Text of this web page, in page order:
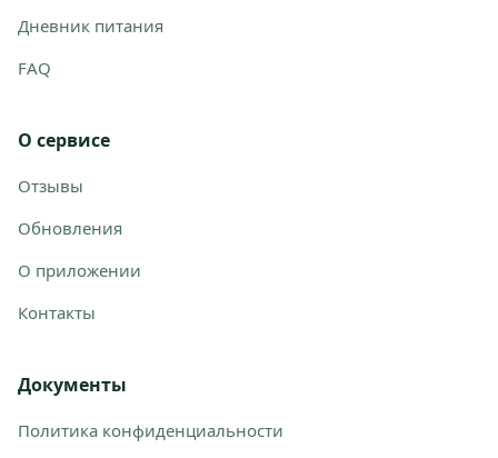
Дневник питания
FAQ
О сервисе
Отзывы
Обновления
О приложении
Контакты
Документы
Политика конфиденциальности